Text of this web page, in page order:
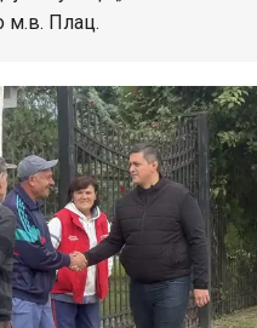
м.в. Плац.